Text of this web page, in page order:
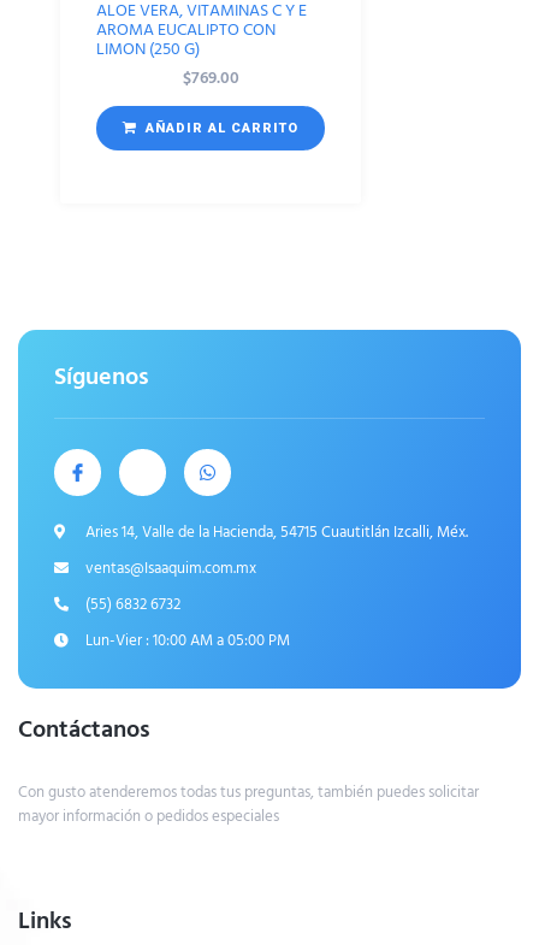
ALOE VERA, VITAMINAS C Y E
AROMA EUCALIPTO CON
LIMON (250 G)
$769.00
AÑADIR AL CARRITO
Síguenos
Aries 14, Valle de la Hacienda, 54715 Cuautitlán Izcalli, Méx.
ventas@Isaaquim.com.mx
(55) 6832 6732
Lun-Vier : 10:00 AM a 05:00 PM
Contáctanos
Con gusto atenderemos todas tus preguntas, también puedes solicitar
mayor información o pedidos especiales
Links